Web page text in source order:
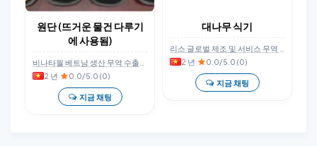
원단 (뜨거운 물건 다루기
에 사용됨)
2 년· 0.0/5.0 (0)
지금 채팅
대나무 식기
2 년· 0.0/5.0 (0)
지금 채팅